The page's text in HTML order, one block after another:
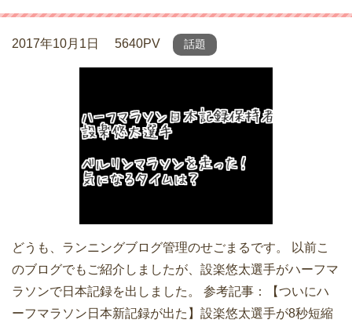
2017年10月1日 5640PV 話題
どうも、ランニングブログ管理のせごまるです。 以前こ
のブログでもご紹介しましたが、設楽悠太選手がハーフマ
ラソンで日本記録を出しました。 参考記事：【ついにハ
ーフマラソン日本新記録が出た】設楽悠太選手が8秒短縮